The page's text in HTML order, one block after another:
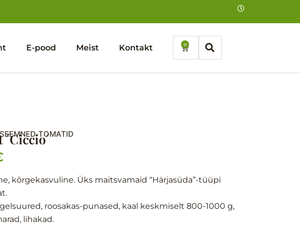
E-pood Meist Kontakt 0
Cart
SEEMNED›TOMATID
kõrgekasvuline. Üks maitsvamaid “Härjasüda”-tüüpi
roosakas-punased, kaal keskmiselt 800-1000 g,
lihakad.